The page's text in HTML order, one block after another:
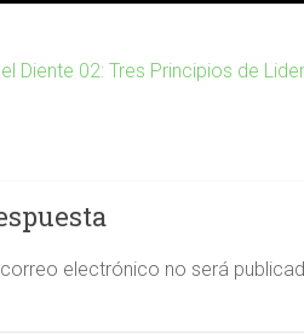
Diente 02: Tres Principios de
electrónico no será